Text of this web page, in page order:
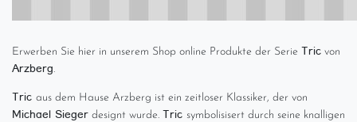
Erwerben Sie hier in unserem Shop online Produkte der Serie Tric von
Arzberg.
Tric aus dem Hause Arzberg ist ein zeitloser Klassiker, der von
Michael Sieger designt wurde. Tric symbolisisert durch seine knalligen